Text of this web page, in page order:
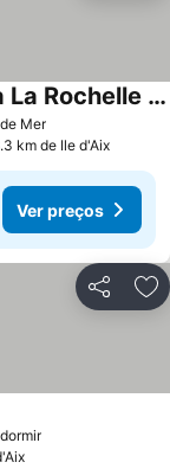
MerVer preços
La Grande Terrasse Hotel & Spa La Rochelle - MGallery Collection
km de Ile d'Aix
Ver preços
Partilhar
Ver preços